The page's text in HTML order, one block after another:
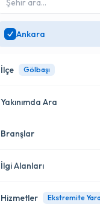
Ankara
İlçe Gölbaşı
Çankaya
Etimesgut
Yakınımda Ara
Konumuma yakın uzmanları
Branşlar
Fizyoterapi
İlgi Alanları
Hizmetler